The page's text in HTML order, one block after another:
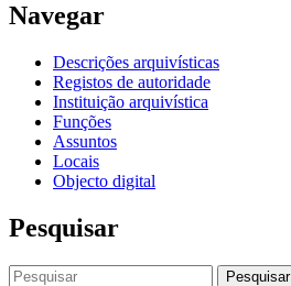
Navegar
Descrições arquivísticas
Registos de autoridade
Instituição arquivística
Funções
Assuntos
Locais
Objecto digital
Pesquisar
Pesquisar